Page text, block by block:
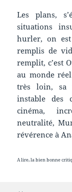
Les plans,
situations
hurler, on est
remplis de
remplit, c’est
au monde
très loin, sa
instable des
cinéma,
neutralité,
révérence à
A lire, la bien bonne